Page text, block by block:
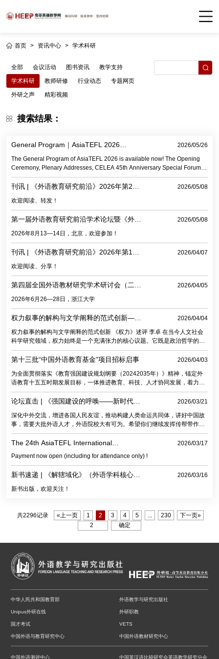
首页 > 资讯中心 > 学术科研
全部 会议活动 图书资讯
教学支持
学术科研
教师研修 行业动态
专题网页
外研之声
精彩视频
搜索结果：
General Program｜AsiaTEFL 2026
2026/05/26
The General Program of AsiaTEFL 2026 is available now! The Opening
Ceremony, Plenary Addresses, CELEA 45th Anniversary Special Forum,
Editors' Forum and the Closing Ceremony sessions will be live-streamed.
刊讯 | 《外语教育研究前沿》2026年第2期
2026/05/08
欢迎阅读、转发！
第一届外语教育研究前沿学术论坛暨《外语
2026/05/08
2026年8月13—14日，北京，欢迎参加！
刊讯 | 《外语教育研究前沿》2026年第1期
2026/04/07
欢迎阅读、分享！
第四届全国外语教材研究学术研讨会（二号
2026/04/05
2026年6月26—28日，浙江大学
权力叙事的解构与文学阐释的范式创新——
2026/04/04
权力叙事的解构与文学阐释的范式创新 《权力》述评 李卓 在当今人文社会
科学研究领域，权力始终是一个充满张力的核心议题。它既是政治哲学的理
论支柱，也是文学批评的重要切入点；既在思想史的纵深演进中不断被定义
与重塑，又在文化实践中以隐秘或激烈的方式渗透于社会肌理之中。近年
第十三批“中国外语教育基金”项目招标启事
2026/04/03
为全面贯彻落实《教育强国建设规划纲要（20242035年）》精神，锚定外
语教育十五五时期发展目标，一体推进教育、科技、人才协同发展，着力完
善新时期拔尖外语人才自主培养体系，擘画外语教育高质量发展新蓝图，教
育部高等学校大学外语教学指导委员会、教育部高等学校外国语言文学类专
论坛直击 | 《强国建设的呼唤——新时代高
2026/03/21
深化中外交流，增进各国人民友谊，推动构建人类命运共同体，讲好中国故
事，需要大批外语人才，外语院校大有可为。希望你们继续发挥传帮带作
用，推动北外传承红色基因、提高育人水平，努力培养更多有家国情怀、有
全球视野、有专业本领的复合型人才，在推动中国更好走向世界，世界更好
The 24th AsiaTEFL International
2026/03/17
Payment now open (including for attendance only) !
新书速递 | 《解辖域化》（外语学科核心话
2026/03/16
新书出版，欢迎关注！
共2296记录 «上一页 1 2 3 4 5 ... 230 下一页»
中华人民共和国教育部 外语教学与研究出版社
Unipus外研在线 外研职教
国才考试 VETS
中国外语与教育研究中心 中国外语教材研究中心
中国外语测评中心 中国英汉语比较研究会英语教学研究分会